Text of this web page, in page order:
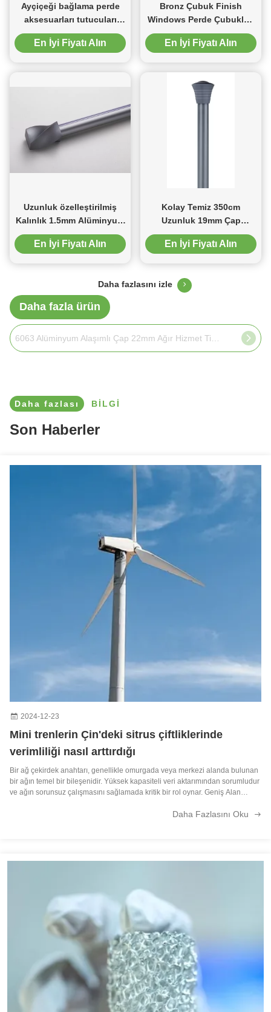
Ayçiçeği bağlama perde
aksesuarları tutucuları
Dekoratif Manyetik Perde
Tokası
En İyi Fiyatı Alın
Bronz Çubuk Finish
Windows Perde Çubukları
28 ila 48 İnç Ayarlanabilir
En İyi Fiyatı Alın
Uzunluk özelleştirilmiş
Kalınlık 1.5mm Alüminyum
Perde Çubuğu Bay
Pencere Perde Çubuğu
En İyi Fiyatı Alın
Kolay Temiz 350cm
Uzunluk 19mm Çap
Alüminyum Perde Çubuğu
Asılı
En İyi Fiyatı Alın
Daha fazlasını izle
Daha fazla ürün
Daha fazlası BILGI
Son Haberler
2024-12-23
Mini trenlerin Çin'deki sitrus çiftliklerinde
verimliliği nasıl arttırdığı
Bir ağ çekirdek anahtarı, genellikle omurgada veya merkezi alanda bulunan
bir ağın temel bir bileşenidir. Yüksek kapasiteli veri aktarımından sorumludur
ve ağın sorunsuz çalışmasını sağlamada kritik bir rol oynar. Geniş Alan
Daha Fazlasını Oku